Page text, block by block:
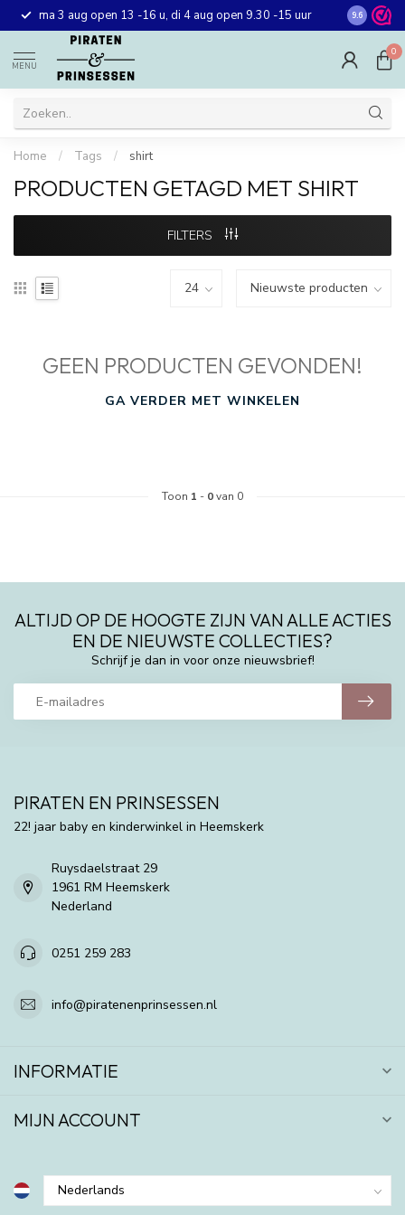
ma 3 aug open 13 -16 u, di 4 aug open 9.30 -15 uur Gratis
winkel in
9.6
MENU
0
Home / Tags / shirt
PRODUCTEN GETAGD MET SHIRT
FILTERS
GEEN PRODUCTEN GEVONDEN!
GA VERDER MET WINKELEN
Toon 1 - 0van 0
ALTIJD OP DE HOOGTE ZIJN VAN ALLE ACTIES
EN DE NIEUWSTE COLLECTIES?
Schrijf je dan in voor onze nieuwsbrief!
PIRATEN EN PRINSESSEN
22! jaar baby en kinderwinkel in Heemskerk
Ruysdaelstraat 29
1961 RM Heemskerk
Nederland
0251 259 283
info@piratenenprinsessen.nl
INFORMATIE
MIJN ACCOUNT